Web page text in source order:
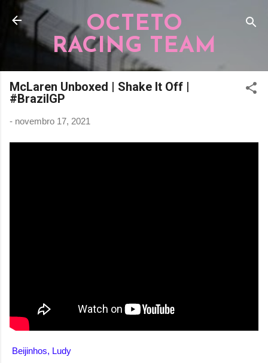
Pular para o conteúdo principal
OCTETO
RACING TEAM
McLaren Unboxed | Shake It Off |
#BrazilGP
- novembro 17, 2021
Beijinhos, Ludy